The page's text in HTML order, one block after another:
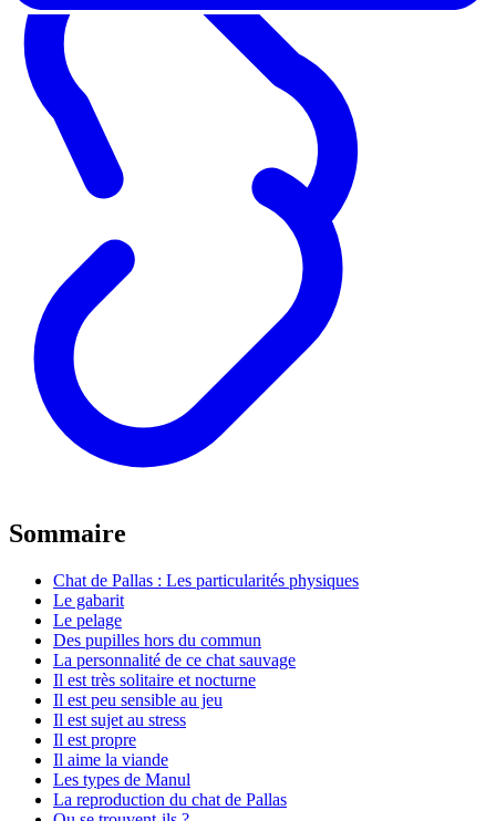
Sommaire
Chat de Pallas : Les particularités physiques
Le gabarit
Le pelage
Des pupilles hors du commun
La personnalité de ce chat sauvage
Il est très solitaire et nocturne
Il est peu sensible au jeu
Il est sujet au stress
Il est propre
Il aime la viande
Les types de Manul
La reproduction du chat de Pallas